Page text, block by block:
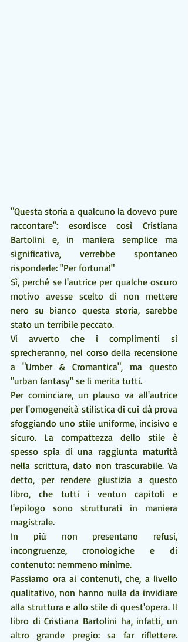
"Questa storia a qualcuno la dovevo pure
raccontare": esordisce così Cristiana
Bartolini e, in maniera semplice ma
significativa, verrebbe spontaneo
risponderle: "Per fortuna!"
Sì, perché se l'autrice per qualche oscuro
motivo avesse scelto di non mettere
nero su bianco questa storia, sarebbe
stato un terribile peccato.
Vi avverto che i complimenti si
sprecheranno, nel corso della recensione
a "Umber & Cromantica", ma questo
"urban fantasy" se li merita tutti.
Per cominciare, un plauso va all'autrice
per l'omogeneità stilistica di cui dà prova
sfoggiando uno stile uniforme, incisivo e
sicuro. La compattezza dello stile è
spesso spia di una raggiunta maturità
nella scrittura, dato non trascurabile. Va
detto, per rendere giustizia a questo
libro, che tutti i ventun capitoli e
l'epilogo sono strutturati in maniera
magistrale.
In più non presentano refusi,
incongruenze, cronologiche e di
contenuto: nemmeno minime.
Passiamo ora ai contenuti, che, a livello
qualitativo, non hanno nulla da invidiare
alla struttura e allo stile di quest'opera. Il
libro di Cristiana Bartolini ha, infatti, un
altro grande pregio: sa far riflettere.